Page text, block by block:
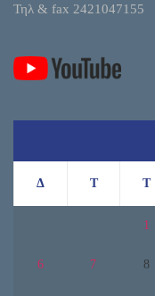
Τηλ & fax 2421047155
Δ Τ Τ
1
6 7 8